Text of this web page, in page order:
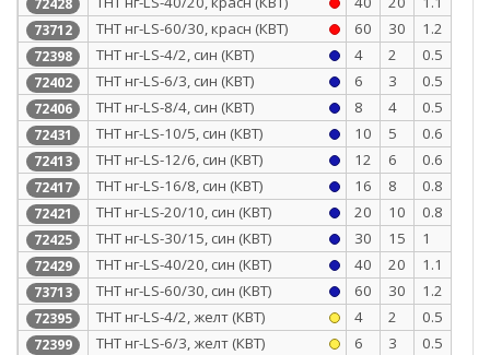
73712 ТНТ нг-LS-60/30, красн (КВТ) 60 30 1.2
72398 ТНТ нг-LS-4/2, син (КВТ) 4 2 0.5
72402 ТНТ нг-LS-6/3, син (КВТ) 6 3 0.5
72406 ТНТ нг-LS-8/4, син (КВТ) 8 4 0.5
72431 ТНТ нг-LS-10/5, син (КВТ) 10 5 0.6
72413 ТНТ нг-LS-12/6, син (КВТ) 12 6 0.6
72417 ТНТ нг-LS-16/8, син (КВТ) 16 8 0.8
72421 ТНТ нг-LS-20/10, син (КВТ) 20 10 0.8
72425 ТНТ нг-LS-30/15, син (КВТ) 30 15 1
72429 ТНТ нг-LS-40/20, син (КВТ) 40 20 1.1
73713 ТНТ нг-LS-60/30, син (КВТ) 60 30 1.2
72395 ТНТ нг-LS-4/2, желт (КВТ) 4 2 0.5
72399 ТНТ нг-LS-6/3, желт (КВТ) 6 3 0.5